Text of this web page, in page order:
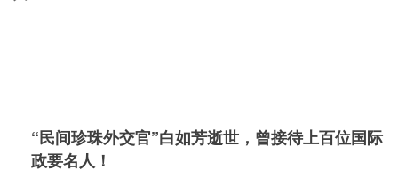
“民间珍珠外交官”白如芳逝世，曾接待上百位国际
政要名人！